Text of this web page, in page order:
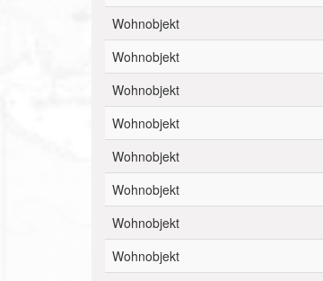
Wohnobjekt
Wohnobjekt
Wohnobjekt
Wohnobjekt
Wohnobjekt
Wohnobjekt
Wohnobjekt
Wohnobjekt